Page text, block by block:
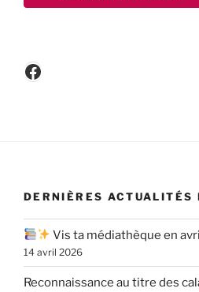
Facebook
DERNIÈRES ACTUALITÉS
Vis ta médiathèque en
14 avril 2026
Reconnaissance au titre des